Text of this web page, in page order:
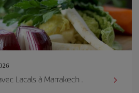
Lacals à Marrakech .